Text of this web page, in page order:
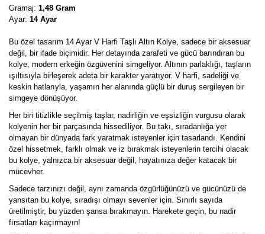
Gramaj: 1,48 Gram
Ayar: 14 Ayar
Bu özel tasarım 14 Ayar V Harfi Taşlı Altın Kolye, sadece bir aksesuar
değil, bir ifade biçimidir. Her detayında zarafeti ve gücü barındıran bu
kolye, modern erkeğin özgüvenini simgeliyor. Altının parlaklığı, taşların
ışıltısıyla birleşerek adeta bir karakter yaratıyor. V harfi, sadeliği ve
keskin hatlarıyla, yaşamın her alanında güçlü bir duruş sergileyen bir
simgeye dönüşüyor.
Her biri titizlikle seçilmiş taşlar, nadirliğin ve eşsizliğin vurgusu olarak
kolyenin her bir parçasında hissediliyor. Bu takı, sıradanlığa yer
olmayan bir dünyada fark yaratmak isteyenler için tasarlandı. Kendini
özel hissetmek, farklı olmak ve iz bırakmak isteyenlerin tercihi olacak
bu kolye, yalnızca bir aksesuar değil, hayatınıza değer katacak bir
mücevher.
Sadece tarzınızı değil, aynı zamanda özgürlüğünüzü ve gücünüzü de
yansıtan bu kolye, sıradışı olmayı sevenler için. Sınırlı sayıda
üretilmiştir, bu yüzden şansa bırakmayın. Harekete geçin, bu nadir
fırsatları kaçırmayın!